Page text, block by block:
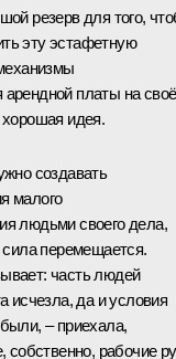
резерв для того,
эту эстафетную
арендной платы на
идея.
создавать
малого
людьми своего дела,
сила перемещается.
часть людей
исчезла, да и условия
– приехала,
собственно, рабочие